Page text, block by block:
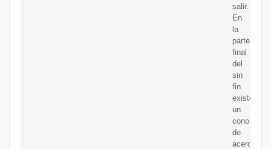
salir.
En
la
parte
final
del
sin
fin
existe
un
cono
de
acero